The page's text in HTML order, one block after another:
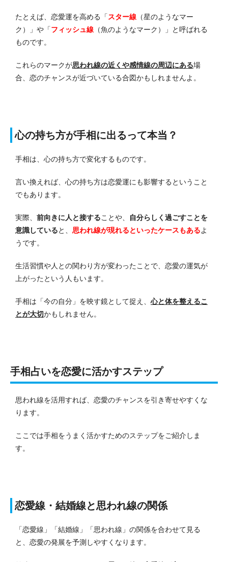
たとえば、恋愛運を高める 「 スター線 （星のようなマー
ク）」や「フィッシュ線 （魚のようなマーク）」
と呼ばれる
ものです。
これらのマークが思われ線の近くや感情線の周辺にある場
合、恋のチャンスが近づいている合図かもしれませんよ。
心の持ち方が手相に出るって本当？
手相は、心の持ち方で変化するものです。
言い換えれば、心の持ち方は恋愛運にも影響するということ
でもあります。
実際、 前向きに人と接することや、
自分らしく過ごすことを
意識していると、 思われ線が現れるといったケースもあるよ
うです。
生活習慣や人との関わり方が変わったことで、恋愛の運気が
上がったという人もいます。
手相は「今の自分」を映す鏡として捉え、 心と体を整えるこ
とが大切かもしれません。
手相占いを恋愛に活かすステップ
思われ線を活用すれば、恋愛のチャンスを引き寄せやすくな
ります。
ここでは手相をうまく活かすためのステップをご紹介しま
す。
恋愛線・結婚線と思われ線の関係
「恋愛線」「結婚線」「思われ線」の関係を合わせて見る
と、恋愛の発展を予測しやすくなります。